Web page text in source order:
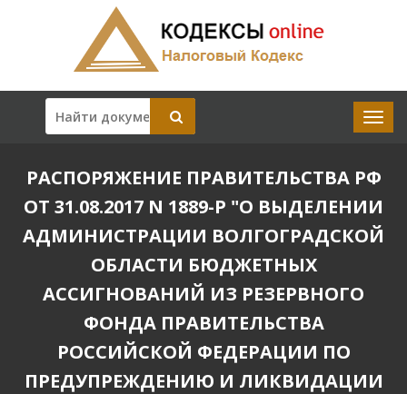
РАСПОРЯЖЕНИЕ ПРАВИТЕЛЬСТВА РФ
ОТ 31.08.2017 N 1889-Р "О ВЫДЕЛЕНИИ
АДМИНИСТРАЦИИ ВОЛГОГРАДСКОЙ
ОБЛАСТИ БЮДЖЕТНЫХ
АССИГНОВАНИЙ ИЗ РЕЗЕРВНОГО
ФОНДА ПРАВИТЕЛЬСТВА
РОССИЙСКОЙ ФЕДЕРАЦИИ ПО
ПРЕДУПРЕЖДЕНИЮ И ЛИКВИДАЦИИ